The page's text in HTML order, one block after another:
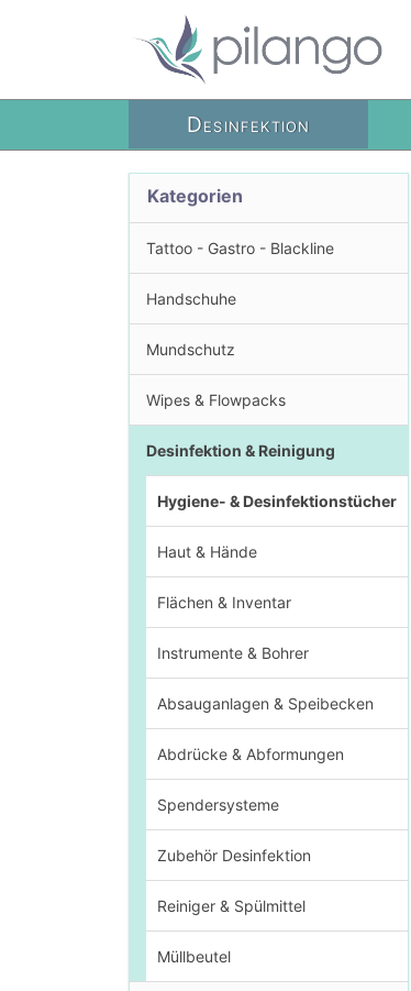
Desinfektion
Kategorien
Tattoo - Gastro - Blackline
Handschuhe
Mundschutz
Wipes & Flowpacks
Desinfektion & Reinigung
Hygiene- & Desinfektionstücher
Haut & Hände
Flächen & Inventar
Instrumente & Bohrer
Absauganlagen & Speibecken
Abdrücke & Abformungen
Spendersysteme
Zubehör Desinfektion
Reiniger & Spülmittel
Müllbeutel